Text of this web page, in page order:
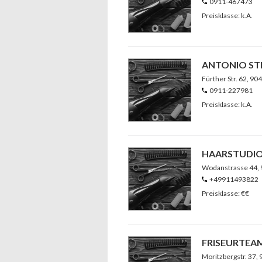
Preisklasse: k.A.
ANTONIO
Fürther Str. 62,
0911-227981
Preisklasse: k.A.
Wodanstrasse 44,
+49911493822
Preisklasse: €€
Moritzbergstr. 37,